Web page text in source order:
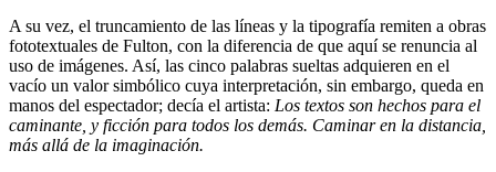
A su vez, el truncamiento de las líneas y la tipografía remiten a obras
fototextuales de Fulton, con la diferencia de que aquí se renuncia al
uso de imágenes. Así, las cinco palabras sueltas adquieren en el
vacío un valor simbólico cuya interpretación, sin embargo, queda en
manos del espectador; decía el artista: Los textos son hechos para el
caminante, y ficción para todos los demás. Caminar en la distancia,
más allá de la imaginación.